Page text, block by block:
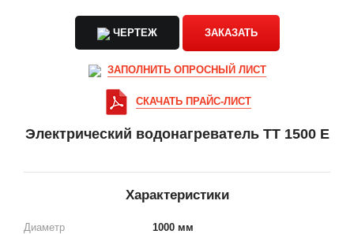
ЧЕРТЕЖ ЗАКАЗАТЬ
ЗАПОЛНИТЬ ОПРОСНЫЙ ЛИСТ
СКАЧАТЬ ПРАЙС-ЛИСТ
Электрический водонагреватель ТТ 1500 Е
Характеристики
Диаметр 1000 мм